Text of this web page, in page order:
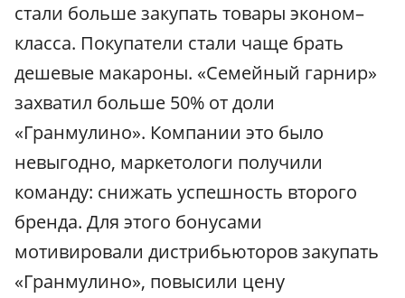
стали больше закупать товары эконом–
класса. Покупатели стали чаще брать
дешевые макароны. «Семейный гарнир»
захватил больше 50% от доли
«Гранмулино». Компании это было
невыгодно, маркетологи получили
команду: снижать успешность второго
бренда. Для этого бонусами
мотивировали дистрибьюторов закупать
«Гран­мулино», повысили цену